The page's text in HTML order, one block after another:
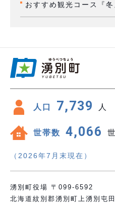
おすすめ観光コース『冬
人口 7,739 人
世帯数 4,066
（2026年7月末現在）
湧別町役場 〒099-6592
北海道紋別郡湧別町上湧別屯